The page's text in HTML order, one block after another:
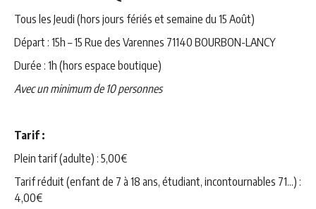
Tous les Jeudi (hors jours fériés et semaine du 15 Août)
Départ : 15h – 15 Rue des Varennes 71140 BOURBON-LANCY
Durée : 1h (hors espace boutique)
Avec un minimum de 10 personnes
Tarif :
Plein tarif (adulte) : 5,00€
Tarif réduit (enfant de 7 à 18 ans, étudiant, incontournables 71…) :
4,00€